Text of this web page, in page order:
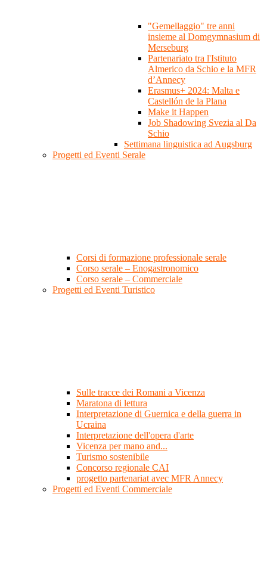
"Gemellaggio" tre anni
insieme al Domgymnasium di
Merseburg
Partenariato tra l'Istituto
Almerico da Schio e la MFR
d’Annecy
Erasmus+ 2024: Malta e
Castellón de la Plana
Make it Happen
Job Shadowing Svezia al Da
Schio
Settimana linguistica ad Augsburg
Progetti ed Eventi Serale
Corsi di formazione professionale serale
Corso serale – Enogastronomico
Corso serale – Commerciale
Progetti ed Eventi Turistico
Sulle tracce dei Romani a Vicenza
Maratona di lettura
Interpretazione di Guernica e della guerra in
Ucraina
Interpretazione dell'opera d'arte
Vicenza per mano and...
Turismo sostenibile
Concorso regionale CAI
progetto partenariat avec MFR Annecy
Progetti ed Eventi Commerciale